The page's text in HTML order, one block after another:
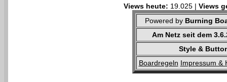
Views heute: 19.025 | Views
Powered by Burning
Am Netz seit dem
Style &
Boardregeln Impressum &